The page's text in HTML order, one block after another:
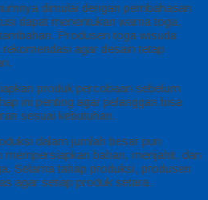
dimulai dengan pembahasan
dapat menentukan warna toga,
Produsen toga wisuda
agar desain tetap
produk percobaan sebelum
ini penting agar pelanggan bisa
sesuai kebutuhan.
dalam jumlah besar pun
bahan, menjahit, dan
Selama tahap produksi, produsen
agar setiap produk setara.